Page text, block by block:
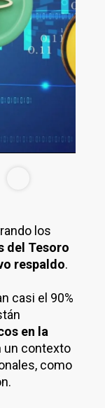
los
del Tesoro
respaldo.
casi el 90%
en la
un contexto
como